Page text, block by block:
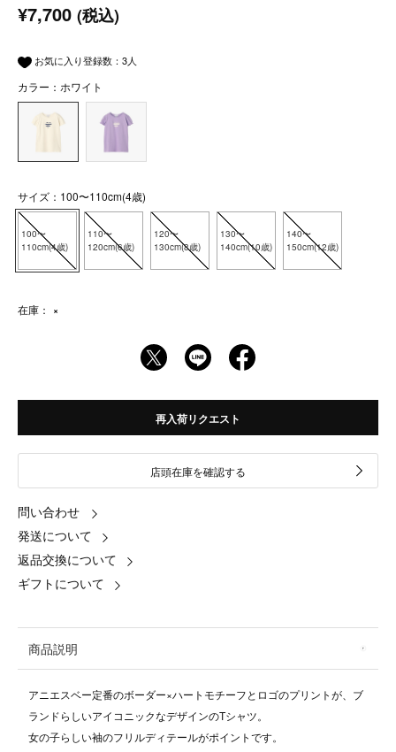
¥7,700 (税込)
お気に入り登録数： 3人
カラー：ホワイト
サイズ：100〜110cm(4歳)
100〜
110cm(4歳)
110〜
120cm(6歳)
120〜
130cm(8歳)
130〜
140cm(10歳)
140〜
150cm(12歳)
在庫： ×
再入荷リクエスト
店頭在庫を確認する
問い合わせ
発送について
返品交換について
ギフトについて
商品説明
アニエスベー定番のボーダー×ハートモチーフとロゴのプリントが、ブ
ランドらしいアイコニックなデザインのTシャツ。
女の子らしい袖のフリルディテールがポイントです。